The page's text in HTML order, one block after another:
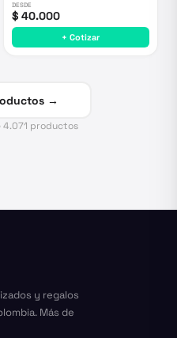
DESDE
$ 40.000
+ Cotizar
→
4.071 productos
y regalos
Más de